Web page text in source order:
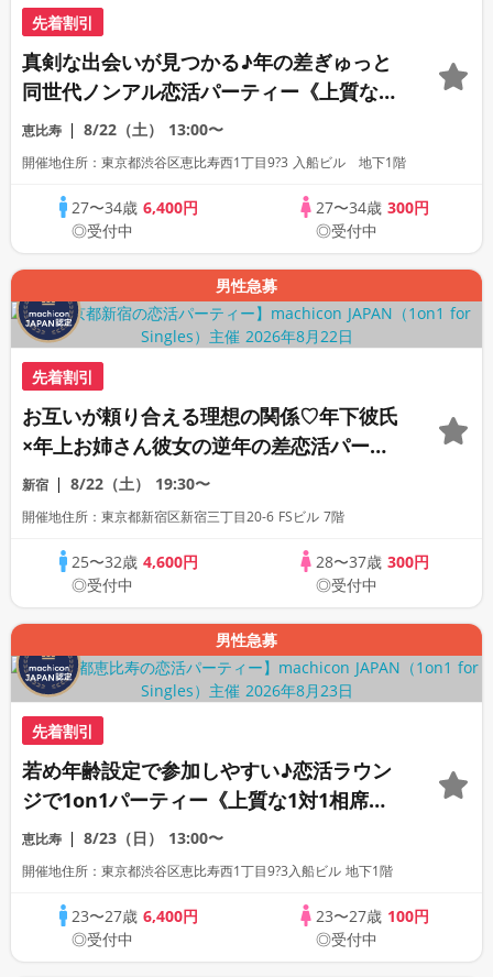
先着割引
真剣な出会いが見つかる♪年の差ぎゅっと
同世代ノンアル恋活パーティー《上質な1
対1相席専用会場》《全席半個室》《飲み
放題付き》《machicon JAPAN主催》
恵比寿 8/22（土） 13:00〜
開催地住所：東京都渋谷区恵比寿西1丁目9?3 入船ビル 地下1階
27〜34歳6,400円
◎受付中
27〜34歳 300円
◎受付中
男性急募
先着割引
お互いが頼り合える理想の関係♡年下彼氏
×年上お姉さん彼女の逆年の差恋活パーテ
ィー《全席半個室の上質な1対1相席専用会
場》《machicon JAPAN主催》《ドリン
新宿 8/22（土） 19:30〜
開催地住所：東京都新宿区新宿三丁目20-6 FSビル 7階
25〜32歳4,600円
◎受付中
28〜37歳 300円
◎受付中
男性急募
先着割引
若め年齢設定で参加しやすい♪恋活ラウン
ジで1on1パーティー《上質な1対1相席専
用会場》《全席半個室》《飲み放題付き》
《machicon JAPAN主催》
恵比寿 8/23（日） 13:00〜
開催地住所：東京都渋谷区恵比寿西1丁目9?3入船ビル 地下1階
23〜27歳6,400円
◎受付中
23〜27歳 100円
◎受付中